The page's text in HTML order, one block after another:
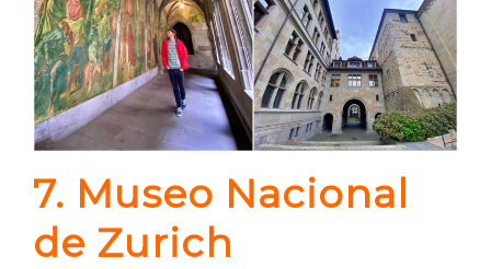
7. Museo Nacional
de Zurich